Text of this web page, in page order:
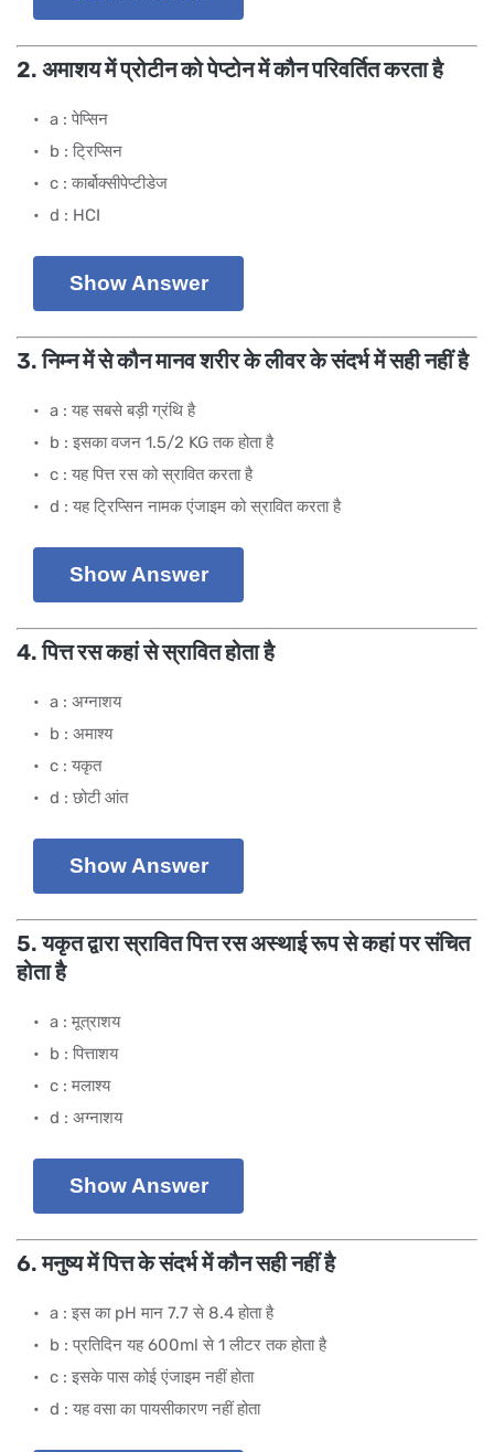
2. अमाशय में प्रोटीन को पेप्टोन में कौन परिवर्तित करता है
a : पेप्सिन
b : ट्रिप्सिन
c : कार्बोक्सीपेप्टीडेज
d : HCI
Show Answer
3. निम्न में से कौन मानव शरीर के लीवर के संदर्भ में सही नहीं है
a : यह सबसे बड़ी ग्रंथि है
b : इसका वजन 1.5/2 KG तक होता है
c : यह पित्त रस को स्रावित करता है
d : यह ट्रिप्सिन नामक एंजाइम को स्रावित करता है
Show Answer
4. पित्त रस कहां से स्रावित होता है
a : अग्नाशय
b : अमाश्य
c : यकृत
d : छोटी आंत
Show Answer
5. यकृत द्वारा स्रावित पित्त रस अस्थाई रूप से कहां पर संचित
होता है
a : मूत्राशय
b : पित्ताशय
c : मलाश्य
d : अग्नाशय
Show Answer
6. मनुष्य में पित्त के संदर्भ में कौन सही नहीं है
a : इस का pH मान 7.7 से 8.4 होता है
b : प्रतिदिन यह 600ml से 1 लीटर तक होता है
c : इसके पास कोई एंजाइम नहीं होता
d : यह वसा का पायसीकारण नहीं होता